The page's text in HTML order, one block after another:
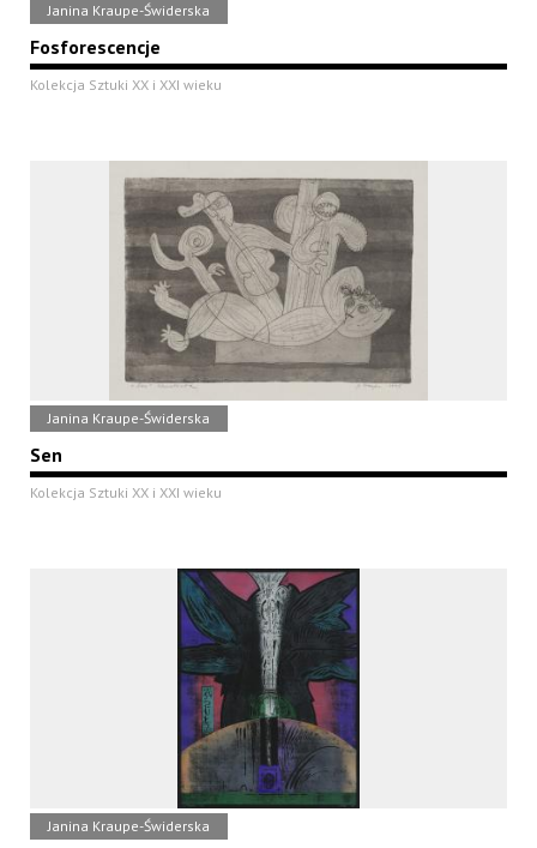
Janina Kraupe-Świderska
Fosforescencje
Kolekcja Sztuki XX i XXI wieku
Janina Kraupe-Świderska
Sen
Kolekcja Sztuki XX i XXI wieku
Janina Kraupe-Świderska